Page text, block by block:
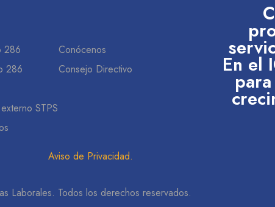
286
286
STPS
Conócenos
Consejo Directivo
En el
Aviso de Privacidad.
Laborales. Todos los derechos reservados.